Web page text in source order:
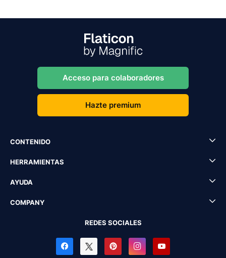
Acceso para colaboradores
Hazte premium
CONTENIDO
HERRAMIENTAS
AYUDA
COMPANY
REDES SOCIALES